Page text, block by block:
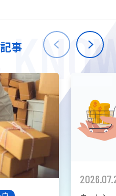
現地
W2
拡張プラグイン一覧
ズ開発
会社情報
TW
事